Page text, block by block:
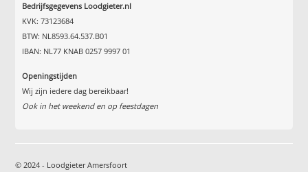
Bedrijfsgegevens Loodgieter.nl
KVK: 73123684
BTW: NL8593.64.537.B01
IBAN: NL77 KNAB 0257 9997 01
Openingstijden
Wij zijn iedere dag bereikbaar!
Ook in het weekend en op feestdagen
© 2024 - Loodgieter Amersfoort